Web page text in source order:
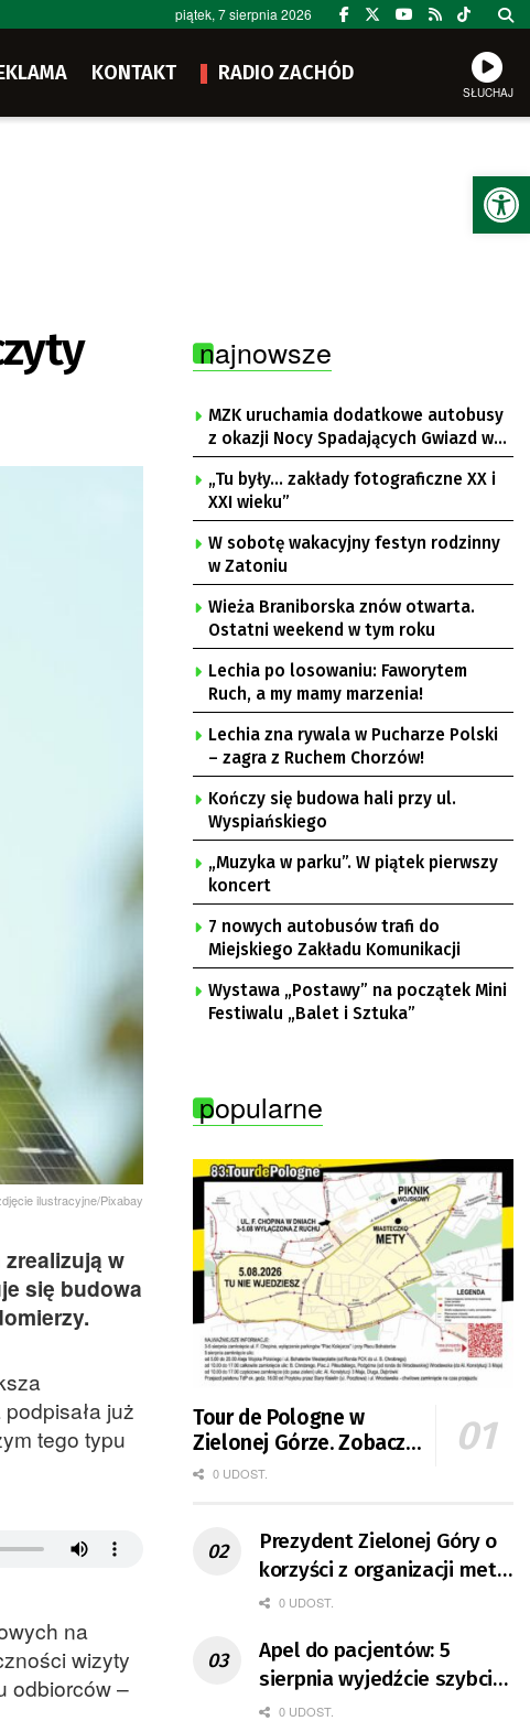
piątek, 7 sierpnia 2026
KONTAKT RADIO ZACHÓD
SŁUCHAJ
ilustracyjne/Pixabay
w
się budowa
już
tego typu
na
wizyty
odbiorców –
najnowsze
MZK uruchamia dodatkowe autobusy
z okazji Nocy Spadających Gwiazd w
Ochli
„Tu były… zakłady fotograficzne XX i
XXI wieku”
W sobotę wakacyjny festyn rodzinny
w Zatoniu
Wieża Braniborska znów otwarta.
Ostatni weekend w tym roku
Lechia po losowaniu: Faworytem
Ruch, a my mamy marzenia!
Lechia zna rywala w Pucharze Polski
– zagra z Ruchem Chorzów!
Kończy się budowa hali przy ul.
Wyspiańskiego
„Muzyka w parku”. W piątek pierwszy
koncert
7 nowych autobusów trafi do
Miejskiego Zakładu Komunikacji
Wystawa „Postawy” na początek Mini
Festiwalu „Balet i Sztuka”
popularne
Tour de Pologne w
Zielonej Górze. Zobacz
zmiany w organizacji
0 UDOST.
Prezydent Zielonej Góry o
korzyści z organizacji mety
Tour de Pologne
0 UDOST.
Apel do pacjentów: 5
sierpnia wyjedźcie szybciej
z domów
0 UDOST.